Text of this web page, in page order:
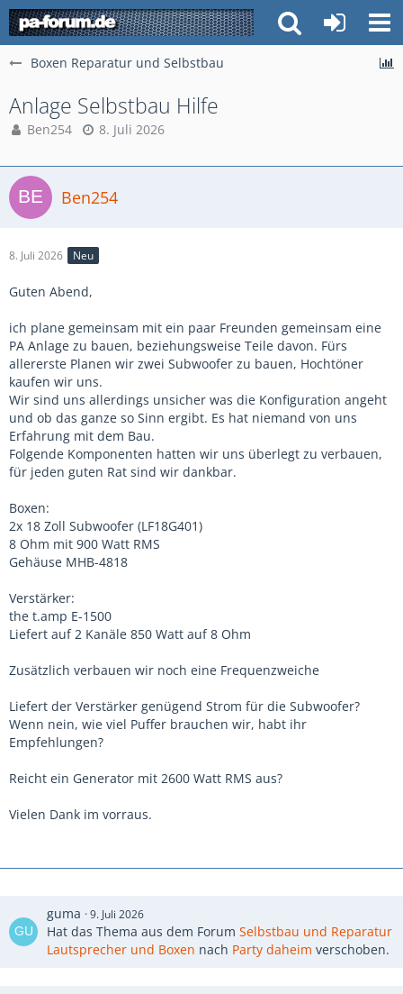
Boxen Reparatur und Selbstbau
Anlage Selbstbau Hilfe
Ben254 8. Juli 2026
Ben254
8. Juli 2026 Neu
Guten Abend,
ich plane gemeinsam mit ein paar Freunden gemeinsam eine
PA Anlage zu bauen, beziehungsweise Teile davon. Fürs
allererste Planen wir zwei Subwoofer zu bauen, Hochtöner
kaufen wir uns.
Wir sind uns allerdings unsicher was die Konfiguration angeht
und ob das ganze so Sinn ergibt. Es hat niemand von uns
Erfahrung mit dem Bau.
Folgende Komponenten hatten wir uns überlegt zu verbauen,
für jeden guten Rat sind wir dankbar.
Boxen:
2x 18 Zoll Subwoofer (LF18G401)
8 Ohm mit 900 Watt RMS
Gehäuse MHB-4818
Verstärker:
the t.amp E-1500
Liefert auf 2 Kanäle 850 Watt auf 8 Ohm
Zusätzlich verbauen wir noch eine Frequenzweiche
Liefert der Verstärker genügend Strom für die Subwoofer?
Wenn nein, wie viel Puffer brauchen wir, habt ihr
Empfehlungen?
Reicht ein Generator mit 2600 Watt RMS aus?
Vielen Dank im vorraus.
guma 9. Juli 2026
Hat das Thema aus dem Forum Selbstbau und Reparatur
Lautsprecher und Boxen nach Party daheim verschoben.